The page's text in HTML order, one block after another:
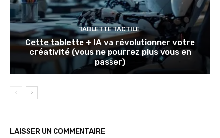
TABLETTE TACTILE
Cette tablette + IA va révolutionner votre
créativité (vous ne pourrez plus vous en
passer)
LAISSER UN COMMENTAIRE